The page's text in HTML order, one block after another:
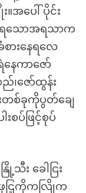
အပေါ် ပိုင်း
ရသောအရသာက
ားနေရလေ
နေကာဇော်
၊ဇော်ထွန်း
စ်ခုကိုပွတ်ချေ
စပ်ဖြင့်စုပ်
း ခေါငြး
ဖှငြ့ကိုကလြိုက